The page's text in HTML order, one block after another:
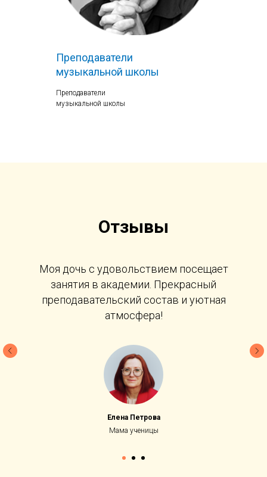
Преподаватели
музыкальной школы
Преподаватели
музыкальной школы
Отзывы
Моя дочь с удовольствием посещает
занятия в академии. Прекрасный
преподавательский состав и уютная
атмосфера!
Елена Петрова
Мама ученицы